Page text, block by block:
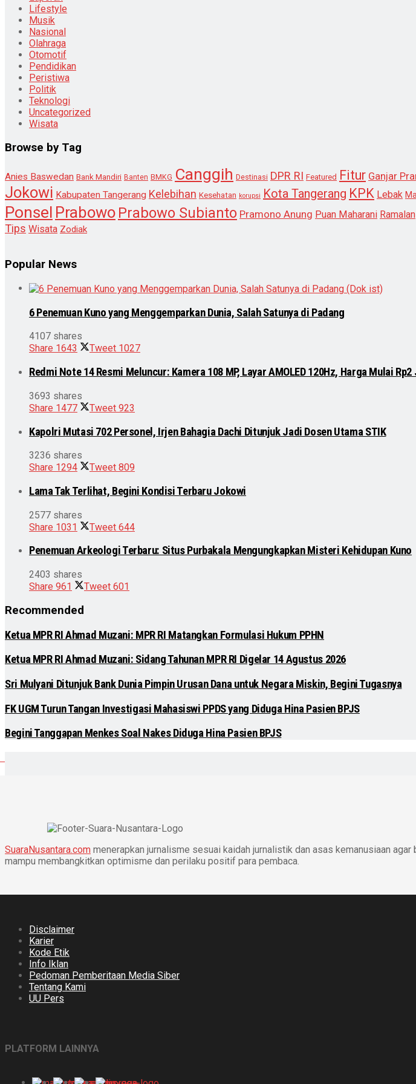
Lifestyle
Musik
Nasional
Olahraga
Otomotif
Pendidikan
Peristiwa
Politik
Teknologi
Uncategorized
Wisata
Browse by Tag
Anies Baswedan Bank Mandiri Banten BMKG Canggih Destinasi DPR RI Featured Fitur Ganjar
Jokowi Kabupaten Tangerang Kelebihan Kesehatan korupsi Kota Tangerang KPK Lebak
Ponsel Prabowo Prabowo Subianto Pramono Anung Puan Maharani Ramalan
Tips Wisata Zodiak
Popular News
6 Penemuan Kuno yang Menggemparkan Dunia, Salah Satunya di Padang
4107 shares
Share 1643 Tweet 1027
Redmi Note 14 Resmi Meluncur: Kamera 108 MP, Layar AMOLED 120Hz, Harga Mulai
3693 shares
Share 1477 Tweet 923
Kapolri Mutasi 702 Personel, Irjen Bahagia Dachi Ditunjuk Jadi Dosen Utama STIK
3236 shares
Share 1294 Tweet 809
Lama Tak Terlihat, Begini Kondisi Terbaru Jokowi
2577 shares
Share 1031 Tweet 644
Penemuan Arkeologi Terbaru: Situs Purbakala Mengungkapkan Misteri Kehidupan Kuno
2403 shares
Share 961 Tweet 601
Recommended
Ketua MPR RI Ahmad Muzani: MPR RI Matangkan Formulasi Hukum PPHN
Ketua MPR RI Ahmad Muzani: Sidang Tahunan MPR RI Digelar 14 Agustus 2026
Sri Mulyani Ditunjuk Bank Dunia Pimpin Urusan Dana untuk Negara Miskin, Begini Tugasnya
FK UGM Turun Tangan Investigasi Mahasiswi PPDS yang Diduga Hina Pasien BPJS
Begini Tanggapan Menkes Soal Nakes Diduga Hina Pasien BPJS
SuaraNusantara.com menerapkan jurnalisme sesuai kaidah jurnalistik dan asas kemanusiaan
mampu membangkitkan optimisme dan perilaku positif para pembaca.
Disclaimer
Karier
Kode Etik
Info Iklan
Pedoman Pemberitaan Media Siber
Tentang Kami
UU Pers
PLATFORM LAINNYA